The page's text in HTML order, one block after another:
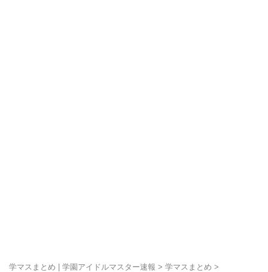
学マスまとめ | 学園アイドルマスター速報 > 学マスまとめ >